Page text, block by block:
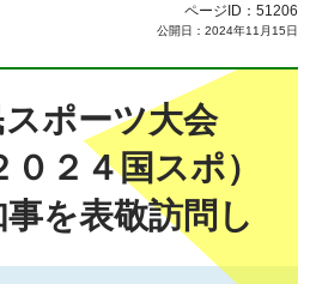
ページID：51206
公開日：2024年11月15日
ポーツ大会
０２４国スポ）
を表敬訪問し